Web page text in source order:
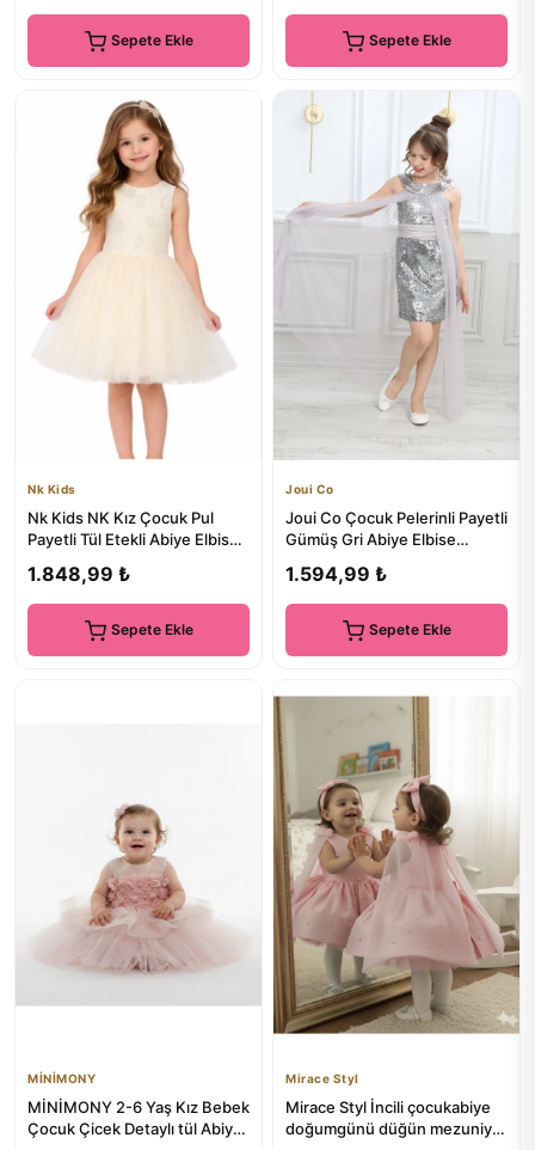
Sepete Ekle Sepete Ekle
Nk Kids
Nk Kids NK Kız Çocuk Pul
Payetli Tül Etekli Abiye Elbise
1.848,99 ₺
Sepete Ekle
Joui Co
Joui Co Çocuk Pelerinli Payetli
Gümüş Gri Abiye Elbise
1.594,99 ₺
Sepete Ekle
MİNİMONY
MİNİMONY 2-6 Yaş Kız Bebek
Çocuk Çicek Detaylı tül Abiye
Mirace Styl
Mirace Styl İncili çocukabiye
doğumgünü düğün mezuniyet